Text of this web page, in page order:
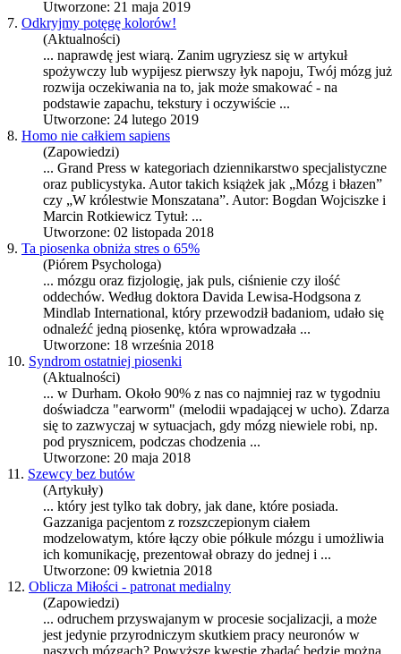
Utworzone: 21 maja 2019
7. Odkryjmy potęgę kolorów!
(Aktualności)
... naprawdę jest wiarą. Zanim ugryziesz się w artykuł
spożywczy lub wypijesz pierwszy łyk napoju, Twój mózg już
rozwija oczekiwania na to, jak może smakować - na
podstawie zapachu, tekstury i oczywiście ...
Utworzone: 24 lutego 2019
8. Homo nie całkiem sapiens
(Zapowiedzi)
... Grand Press w kategoriach dziennikarstwo specjalistyczne
oraz publicystyka. Autor takich książek jak „Mózg i błazen”
czy „W królestwie Monszatana”. Autor: Bogdan Wojciszke i
Marcin Rotkiewicz Tytuł: ...
Utworzone: 02 listopada 2018
9. Ta piosenka obniża stres o 65%
(Piórem Psychologa)
... mózgu oraz fizjologię, jak puls, ciśnienie czy ilość
oddechów. Według doktora Davida Lewisa-Hodgsona z
Mindlab International, który przewodził badaniom, udało się
odnaleźć jedną piosenkę, która wprowadzała ...
Utworzone: 18 września 2018
10. Syndrom ostatniej piosenki
(Aktualności)
... w Durham. Około 90% z nas co najmniej raz w tygodniu
doświadcza "earworm" (melodii wpadającej w ucho). Zdarza
się to zazwyczaj w sytuacjach, gdy mózg niewiele robi, np.
pod prysznicem, podczas chodzenia ...
Utworzone: 20 maja 2018
11. Szewcy bez butów
(Artykuły)
... który jest tylko tak dobry, jak dane, które posiada.
Gazzaniga pacjentom z rozszczepionym ciałem
modzelowatym, które łączy obie półkule mózgu i umożliwia
ich komunikację, prezentował obrazy do jednej i ...
Utworzone: 09 kwietnia 2018
12. Oblicza Miłości - patronat medialny
(Zapowiedzi)
... odruchem przyswajanym w procesie socjalizacji, a może
jest jedynie przyrodniczym skutkiem pracy neuronów w